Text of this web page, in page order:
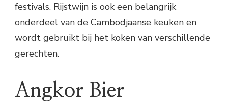
festivals. Rijstwijn is ook een belangrijk
onderdeel van de Cambodjaanse keuken en
wordt gebruikt bij het koken van verschillende
gerechten.
Angkor Bier